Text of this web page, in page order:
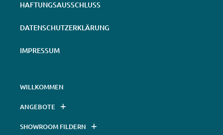
HAFTUNGSAUSSCHLUSS
DATENSCHUTZERKLÄRUNG
IMPRESSUM
WILLKOMMEN
ANGEBOTE
SHOWROOM FILDERN